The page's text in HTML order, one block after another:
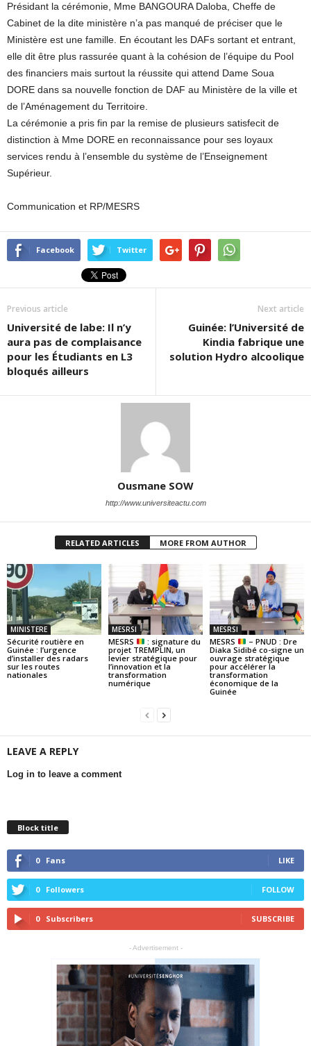
Présidant la cérémonie, Mme BANGOURA Daloba, Cheffe de
Cabinet de la dite ministère n’a pas manqué de préciser que le
Ministère est une famille. En écoutant les DAFs sortant et entrant,
elle dit être plus rassurée quant à la cohésion de l’équipe du Pool
des financiers mais surtout la réussite qui attend Dame Soua
DORE dans sa nouvelle fonction de DAF au Ministère de la ville et
de l’Aménagement du Territoire.
La cérémonie a pris fin par la remise de plusieurs satisfecit de
distinction à Mme DORE en reconnaissance pour ses loyaux
services rendu à l’ensemble du système de l’Enseignement
Supérieur.
Communication et RP/MESRS
Facebook Twitter
Previous article
Université de labe: Il n’y
aura pas de complaisance
pour les Étudiants en L3
bloqués ailleurs
Next article
Guinée: l’Université de
Kindia fabrique une
solution Hydro alcoolique
Ousmane SOW
http://www.universiteactu.com
RELATED ARTICLES MORE FROM AUTHOR
MINISTERE
Sécurité routière en
Guinée : l’urgence
d’installer des radars
sur les routes
nationales
MESRSI
MESRS
: signature du
projet TREMPLIN, un
levier stratégique pour
l’innovation et la
transformation
numérique
MESRSI
MESRS
– PNUD : Dre
Diaka Sidibé co-signe un
ouvrage stratégique
pour accélérer la
transformation
économique de la
Guinée
LEAVE A REPLY
Log in to leave a comment
Block title
0 Fans LIKE
0 Followers FOLLOW
0 Subscribers SUBSCRIBE
- Advertisement -